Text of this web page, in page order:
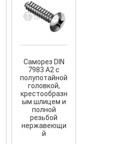
Саморез DIN
7983 A2 с
полупотайной
головкой,
крестообразн
ым шлицем и
полной
резьбой
нержавеющи
й